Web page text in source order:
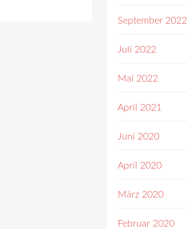
September 2022
Juli 2022
Mai 2022
April 2021
Juni 2020
April 2020
März 2020
Februar 2020